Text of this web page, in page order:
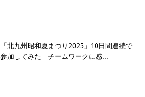
「北九州昭和夏まつり2025」10日間連続で
参加してみた チームワークに感...